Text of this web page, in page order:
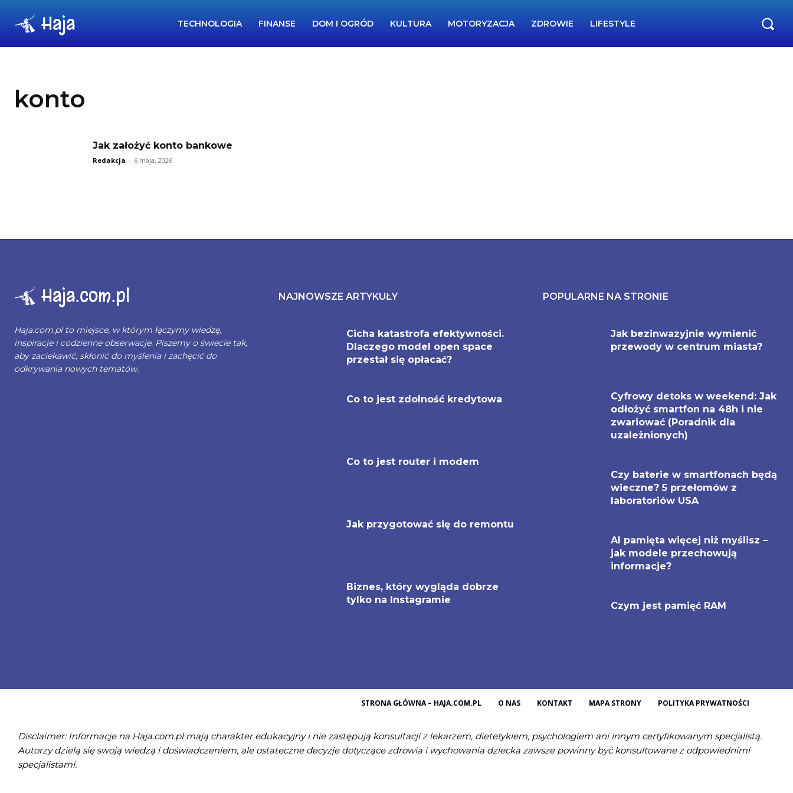
Haja TECHNOLOGIA FINANSE DOM I OGRÓD KULTURA MOTORYZACJA ZDROWIE LIFESTYLE
konto
Jak założyć konto bankowe
Redakcja - 6 maja, 2026
Haja.com.pl
Haja.com.pl to miejsce, w którym łączymy wiedzę,
inspiracje i codzienne obserwacje. Piszemy o świecie tak,
aby zaciekawić, skłonić do myślenia i zachęcić do
odkrywania nowych tematów.
NAJNOWSZE ARTYKUŁY
Cicha katastrofa efektywności.
Dlaczego model open space
przestał się opłacać?
Co to jest zdolność kredytowa
Co to jest router i modem
Jak przygotować się do remontu
Biznes, który wygląda dobrze
tylko na Instagramie
POPULARNE NA STRONIE
Jak bezinwazyjnie wymienić
przewody w centrum miasta?
Cyfrowy detoks w weekend: Jak
odłożyć smartfon na 48h i nie
zwariować (Poradnik dla
uzależnionych)
Czy baterie w smartfonach będą
wieczne? 5 przełomów z
laboratoriów USA
AI pamięta więcej niż myślisz –
jak modele przechowują
informacje?
Czym jest pamięć RAM
STRONA GŁÓWNA – HAJA.COM.PL O NAS KONTAKT MAPA STRONY POLITYKA PRYWATNOŚCI
Disclaimer: Informacje na Haja.com.pl mają charakter edukacyjny i nie zastępują konsultacji z lekarzem, dietetykiem, psychologiem ani innym certyfikowanym specjalistą.
Autorzy dzielą się swoją wiedzą i doświadczeniem, ale ostateczne decyzje dotyczące zdrowia i wychowania dziecka zawsze powinny być konsultowane z odpowiednimi
specjalistami.